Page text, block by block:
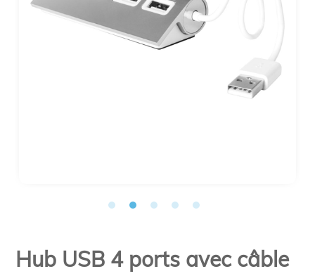
Hub USB 4 ports avec câble